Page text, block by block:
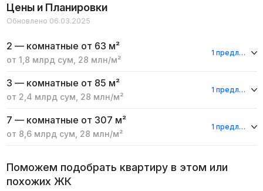
Цены и Планировки
Обновлено 06.03.2025
2 — комнатные от 63 м²
от 1,8 млрд сум 28 млн/м²
1 предложение
3 — комнатные от 85 м²
от 2,4 млрд сум 28 млн/м²
1 предложение
7 — комнатные от 307 м²
от 8,6 млрд сум 28 млн/м²
1 предложение
Поможем подобрать квартиру в этом или
похожих ЖК